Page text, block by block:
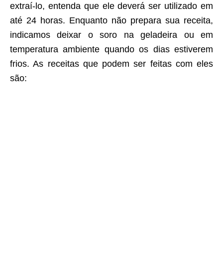
extraí-lo, entenda que ele deverá ser utilizado em
até 24 horas. Enquanto não prepara sua receita,
indicamos deixar o soro na geladeira ou em
temperatura ambiente quando os dias estiverem
frios. As receitas que podem ser feitas com eles
são: